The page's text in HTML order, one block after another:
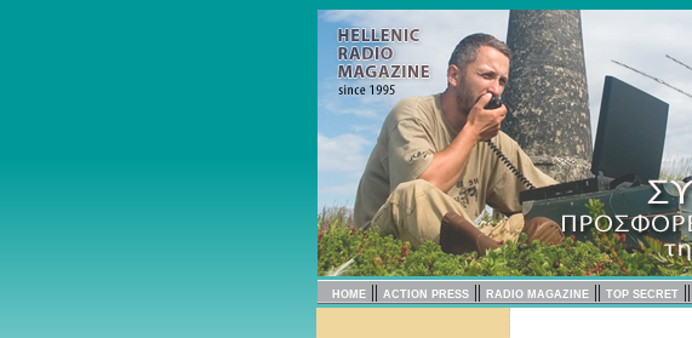
HOME || ACTION PRESS || RADIO MAGAZINE || TOP SECRET ||